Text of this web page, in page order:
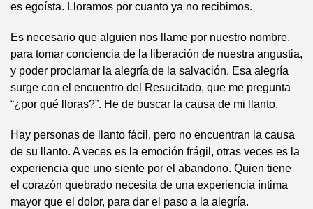
es egoísta. Lloramos por cuanto ya no recibimos.
Es necesario que alguien nos llame por nuestro nombre,
para tomar conciencia de la liberación de nuestra angustia,
y poder proclamar la alegría de la salvación. Esa alegría
surge con el encuentro del Resucitado, que me pregunta
“¿por qué lloras?”. He de buscar la causa de mi llanto.
Hay personas de llanto fácil, pero no encuentran la causa
de su llanto. A veces es la emoción frágil, otras veces es la
experiencia que uno siente por el abandono. Quien tiene
el corazón quebrado necesita de una experiencia íntima
mayor que el dolor, para dar el paso a la alegría.